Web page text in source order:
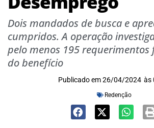
Dois mandados de busca e
cumpridos. A operação
pelo menos 195
do benefício
Publicado em 26/04/2024 às
Redenção